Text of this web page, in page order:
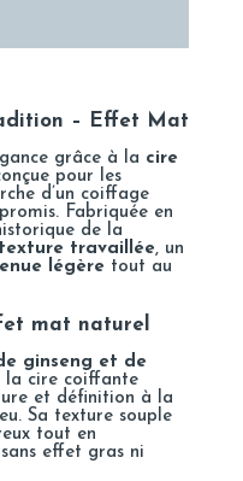
– Effet Mat
grâce à la cire
pour les
d’un coiffage
Fabriquée en
de la
texture travaillée, un
légère tout au
mat naturel
ginseng et de
la cire coiffante
et définition à la
Sa texture souple
tout en
effet gras ni